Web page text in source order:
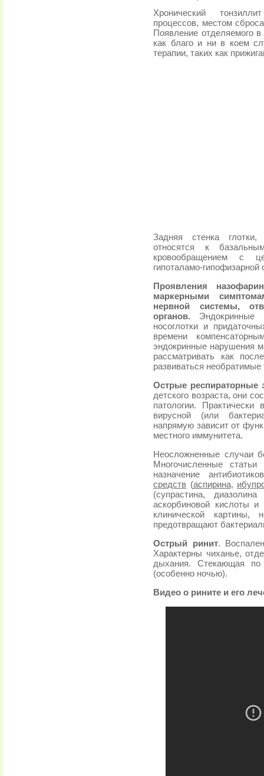
Хронический
процессов, местом
Появление отделяемого
как благо и ни в коем
терапии, таких как
Задняя стенка глотки,
относятся к
кровообращением с
гипоталамо-гипофизарной
Проявления
маркерными
нервной системы,
органов. Эндокринные
носоглотки и
времени
эндокринные нарушения
рассматривать как
развиваться
Острые респираторные
детского возраста, они
патологии.
вирусной (или
напрямую зависит от
местного иммунитета.
Неосложненные случаи
Многочисленные
назначение
средств (аспирина,
(супрастина,
аскорбиновой кислоты
клинической картины,
предотвращают
Острый ринит.
Характерны чиханье,
дыхания. Стекающая по
(особенно ночью).
Видео о рините и его